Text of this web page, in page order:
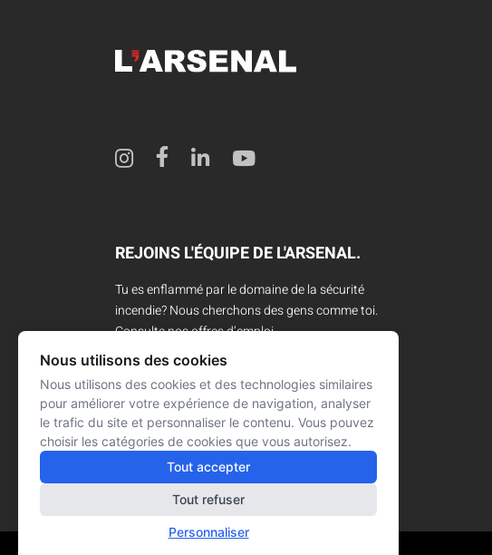
REJOINS L'ÉQUIPE DE L'ARSENAL.
Tu es enflammé par le domaine de la sécurité
incendie? Nous cherchons des gens comme toi.
Consulte nos offres d’emploi.
CARRIÈRES
Nous utilisons des cookies
Nous utilisons des cookies et des technologies similaires
pour améliorer votre expérience de navigation, analyser
le trafic du site et personnaliser le contenu. Vous pouvez
choisir les catégories de cookies que vous autorisez.
Tout accepter
Tout refuser
Personnaliser